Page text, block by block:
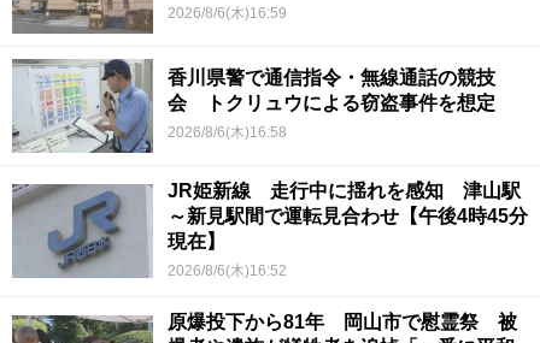
2026/8/6(木)16:59
香川県警で通信指令・無線通話の競技
会 トクリュウによる窃盗事件を想定
2026/8/6(木)16:58
JR姫新線 走行中に揺れを感知 津山駅
～新見駅間で運転見合わせ【午後4時45分
現在】
2026/8/6(木)16:52
原爆投下から81年 岡山市で慰霊祭 被